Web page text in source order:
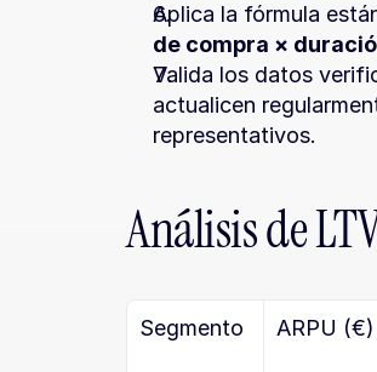
Aplica la fórmula
de compra ×
Valida los datos
actualicen
representativos.
Análisis de
Segmento ARPU (€)